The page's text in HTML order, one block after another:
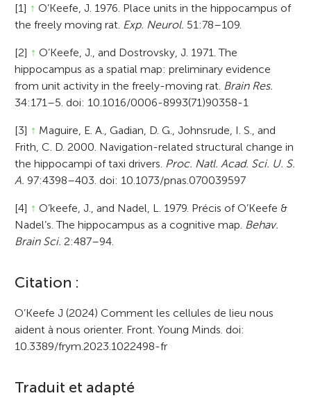
[1] ↑ O’Keefe, J. 1976. Place units in the hippocampus of
the freely moving rat. Exp. Neurol. 51:78–109.
[2] ↑ O’Keefe, J., and Dostrovsky, J. 1971. The
hippocampus as a spatial map: preliminary evidence
from unit activity in the freely-moving rat. Brain Res.
34:171–5. doi: 10.1016/0006-8993(71)90358-1
[3] ↑ Maguire, E. A., Gadian, D. G., Johnsrude, I. S., and
Frith, C. D. 2000. Navigation-related structural change in
the hippocampi of taxi drivers. Proc. Natl. Acad. Sci. U. S.
A. 97:4398–403. doi: 10.1073/pnas.070039597
[4] ↑ O’keefe, J., and Nadel, L. 1979. Précis of O’Keefe &
Nadel’s. The hippocampus as a cognitive map. Behav.
Brain Sci. 2:487–94.
A
r
t
c
Citation :
O’Keefe J (2024) Comment les cellules de lieu nous
aident à nous orienter. Front. Young Minds. doi:
10.3389/frym.2023.1022498-fr
Traduit et adapté